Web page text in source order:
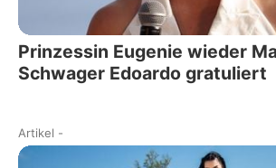
Prinzessin Eugenie wieder
Schwager Edoardo gratuliert
Artikel -